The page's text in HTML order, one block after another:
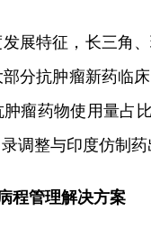
展特征，长三角
分抗肿瘤新药临
瘤药物使用量占
调整与印度仿制
程管理解决方案